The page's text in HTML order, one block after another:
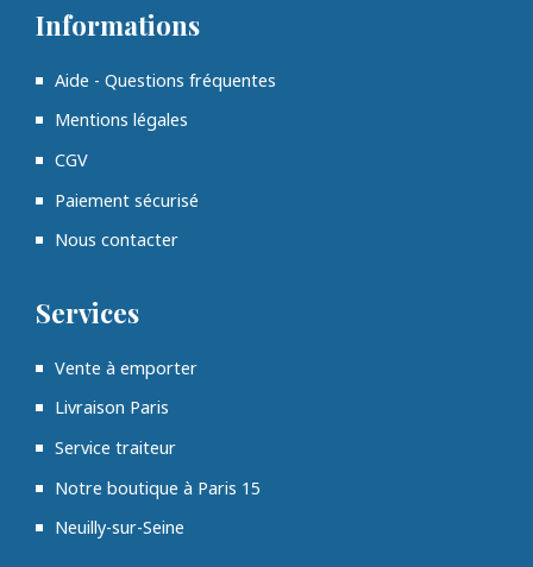
Informations
Aide - Questions fréquentes
Mentions légales
CGV
Paiement sécurisé
Nous contacter
Services
Vente à emporter
Livraison Paris
Service traiteur
Notre boutique à Paris 15
Neuilly-sur-Seine